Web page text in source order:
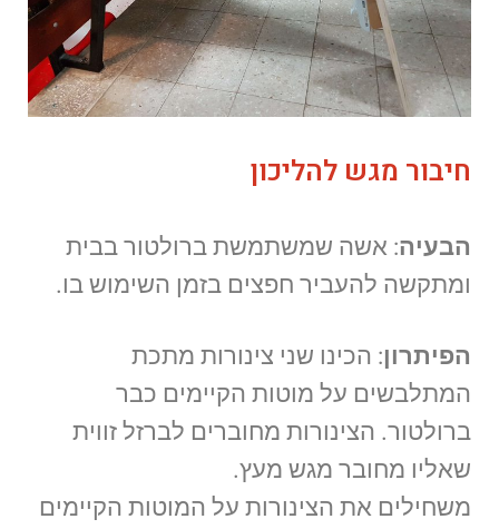
חיבור מגש להליכון
הבעיה: אשה שמשתמשת ברולטור בבית
ומתקשה להעביר חפצים בזמן השימוש בו.
הפיתרון: הכינו שני צינורות מתכת
המתלבשים על מוטות הקיימים כבר
ברולטור. הצינורות מחוברים לברזל זווית
שאליו מחובר מגש מעץ.
משחילים את הצינורות על המוטות הקיימים